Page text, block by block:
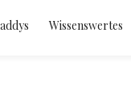
Wissenswertes